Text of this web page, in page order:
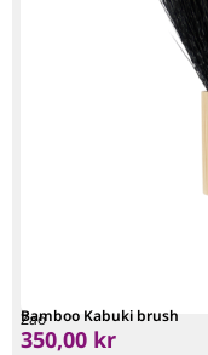
Zao
Bamboo Kabuki brush
350,00 kr